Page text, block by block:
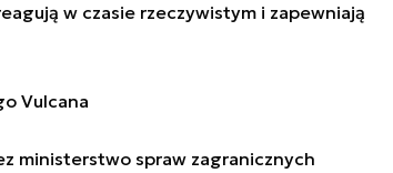
w czasie rzeczywistym i zapewniają
Vulcana
ministerstwo spraw zagranicznych